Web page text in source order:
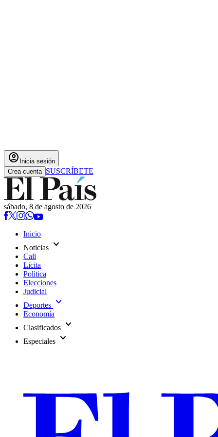
account_circle Inicia sesión
Crea cuenta SUSCRÍBETE
sábado, 8 de agosto de 2026
Inicio
Noticias expand_more
Cali
Licita
Política
Elecciones
Judicial
Deportes expand_more
Economía
Clasificados expand_more
Especiales expand_more